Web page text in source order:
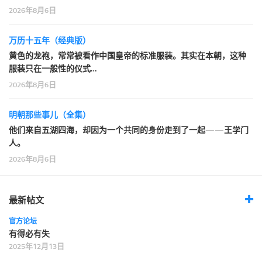
2026年8月6日
万历十五年（经典版）
黄色的龙袍，常常被看作中国皇帝的标准服装。其实在本朝，这种
服装只在一般性的仪式…
2026年8月6日
明朝那些事儿（全集）
他们来自五湖四海，却因为一个共同的身份走到了一起——王学门
人。
2026年8月6日
最新帖文
官方论坛
有得必有失
2025年12月13日